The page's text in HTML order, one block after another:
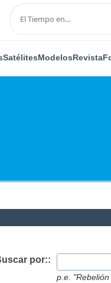
SatélitesModelosRevista
por::
p.e.